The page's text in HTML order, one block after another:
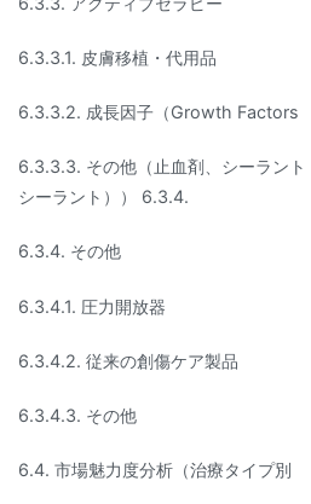
6.3.3.1. 皮膚移植・代用品
6.3.3.2. 成長因子（Growth Factors
6.3.3.3. その他（止血剤、シーラン
シーラント）） 6.3.4.
6.3.4. その他
6.3.4.1. 圧力開放器
6.3.4.2. 従来の創傷ケア製品
6.3.4.3. その他
6.4. 市場魅力度分析（治療タイプ別